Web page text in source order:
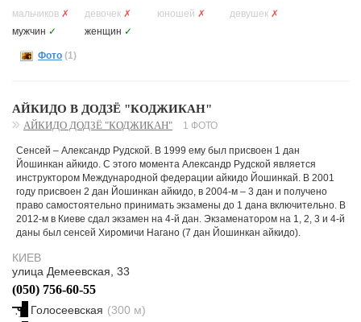
мальчиков ✗ девочек ✗ юношей ✗ девушек ✗
мужчин ✓ женщин ✓
Фото (1)
АЙКИДО В ДОДЗЁ "КОДЖИКАН"
АЙКИДО ДОДЗЁ "КОДЖИКАН" 1 ФОТО
Сенсей – Александр Рудской. В 1999 ему был присвоен 1 дан
Йошинкан айкидо. С этого момента Александр Рудской является
инструктором Международной федерации айкидо Йошинкай. В 2001
году присвоен 2 дан Йошинкан айкидо, в 2004-м – 3 дан и получено
право самостоятельно принимать экзамены до 1 дана включительно. В
2012-м в Киеве сдал экзамен на 4-й дан. Экзаменатором на 1, 2, 3 и 4-й
даны был сенсей Хиромичи Нагано (7 дан Йошинкан айкидо).
КИЕВ
улица Демеевская, 33
(050) 756-60-55
Голосеевская (300 м)